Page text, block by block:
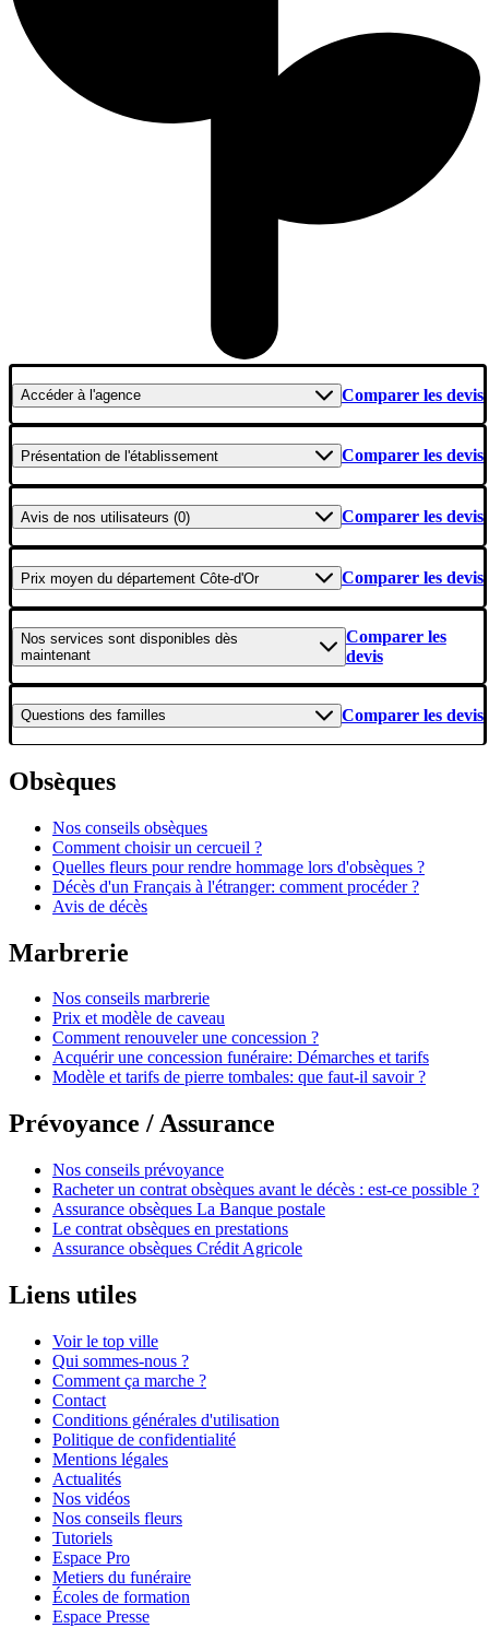
Accéderà l'agence Comparer les devis
Présentation de l'établissement Comparer les devis
Avis de nos utilisateurs (0) Comparer les devis
Prix moyen du département Côte-d'Or Comparer les devis
Nos services sont disponibles dès
maintenant
Comparer les
devis
Questions des familles Comparer les devis
Obsèques
Nos conseils obsèques
Comment choisir un cercueil ?
Quelles fleurs pour rendre hommage lors d'obsèques ?
Décès d'un Français à l'étranger: comment procéder ?
Avis de décès
Marbrerie
Nos conseils marbrerie
Prix et modèle de caveau
Comment renouveler une concession ?
Acquérir une concession funéraire: Démarches et tarifs
Modèle et tarifs de pierre tombales: que faut-il savoir ?
Prévoyance / Assurance
Nos conseils prévoyance
Racheter un contrat obsèques avant le décès : est-ce possible ?
Assurance obsèques La Banque postale
Le contrat obsèques en prestations
Assurance obsèques Crédit Agricole
Liens utiles
Voir le top ville
Qui sommes-nous ?
Comment ça marche ?
Contact
Conditions générales d'utilisation
Politique de confidentialité
Mentions légales
Actualités
Nos vidéos
Nos conseils fleurs
Tutoriels
Espace Pro
Metiers du funéraire
Écoles de formation
Espace Presse